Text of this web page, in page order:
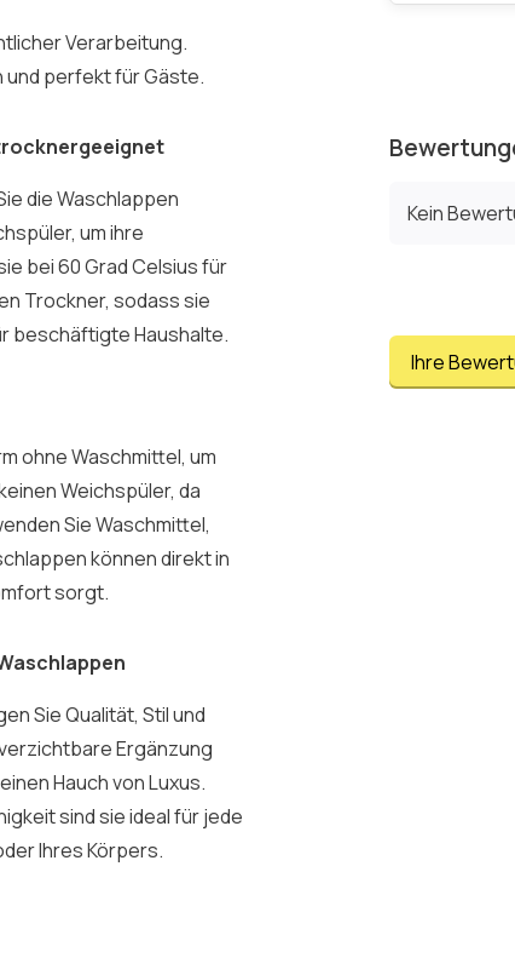
Verarbeitung.
und perfekt für Gäste.
die Waschlappen
um ihre
bei 60 Grad Celsius für
Trockner, sodass sie
beschäftigte Haushalte.
ohne Waschmittel, um
Weichspüler, da
Sie Waschmittel,
können direkt in
sorgt.
Sie Qualität, Stil und
Ergänzung
Hauch von Luxus.
sind sie ideal für jede
Ihres Körpers.
Kein
Ihre